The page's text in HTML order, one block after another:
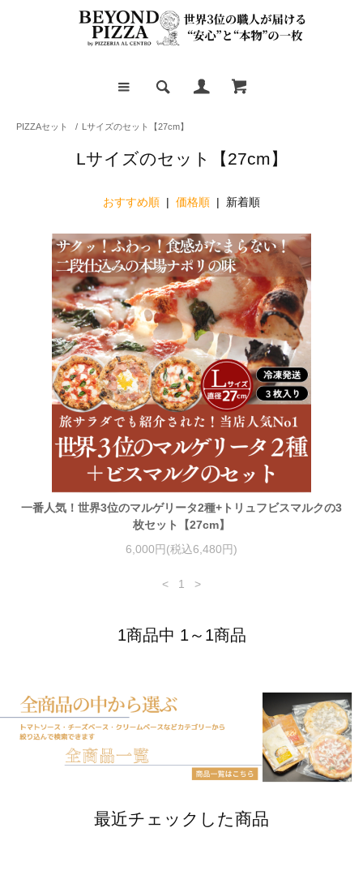
PIZZAセット / Lサイズのセット【27cm】
Lサイズのセット【27cm】
おすすめ順 | 価格順 | 新着順
一番人気！世界3位のマルゲリータ2種+トリュフビスマルクの3
枚セット【27cm】
6,000円(税込6,480円)
< 1 >
1商品中 1～1商品
最近チェックした商品